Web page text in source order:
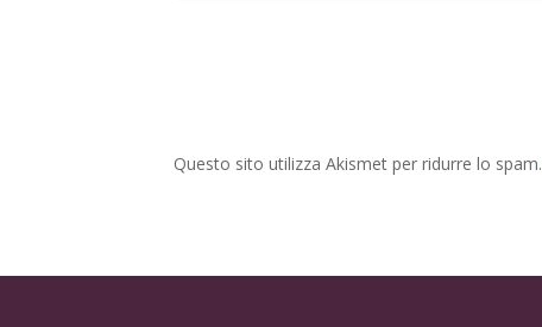
Questo sito utilizza Akismet per ridurre lo spam.